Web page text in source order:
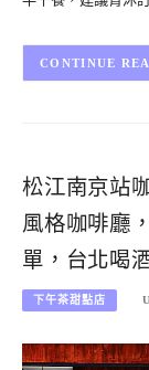
CONTINUE
松江南京站
風格咖啡廳
單，台北喝
下午茶甜點店